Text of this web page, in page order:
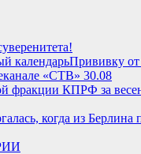
Прививку
«СТВ» 30.08